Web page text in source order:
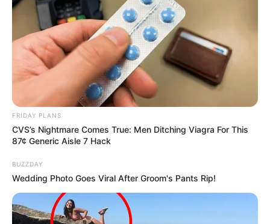
FRIDAY PLANS
CVS’s Nightmare Comes True: Men Ditching Viagra For This
87¢ Generic Aisle 7 Hack
BUZZDAY
Wedding Photo Goes Viral After Groom's Pants Rip!